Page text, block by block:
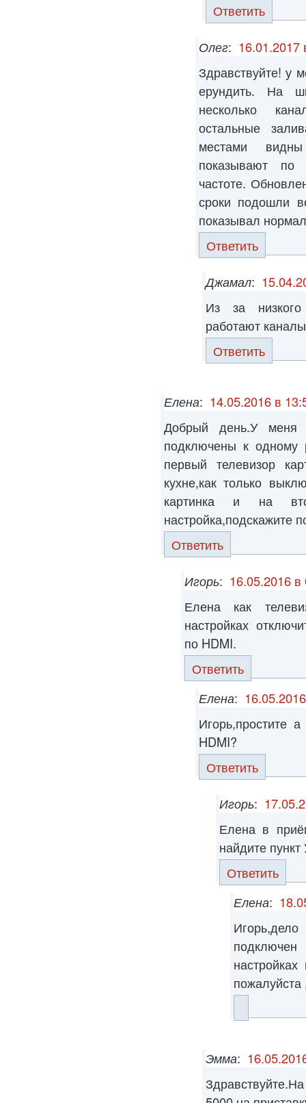
Ответить
Олег: 16.01.2017
Здравствуйте! у
ерундить. На
несколько
остальные
местами
показывают по
частоте.
сроки подошли
показывал
Ответить
Джамал:
Из за
работают
Ответить
Елена: 14.05.2016 в
Добрый день.У меня
подключены к одному
первый телевизор
кухне,как только
картинка и на
настройка,подскажите
Ответить
Игорь: 16.05.2016 в
Елена как
настройках
по HDMI.
Ответить
Елена:
Игорь,простите
HDMI?
Ответить
Игорь:
Елена в
найдите
Ответить
Елена:
пожалуйста
Эмма: